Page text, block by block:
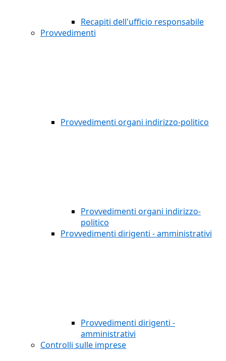
Recapiti dell'ufficio responsabile
Provvedimenti
Provvedimenti organi indirizzo-politico
Provvedimenti organi indirizzo-
politico
Provvedimenti dirigenti - amministrativi
Provvedimenti dirigenti -
amministrativi
Controlli sulle imprese